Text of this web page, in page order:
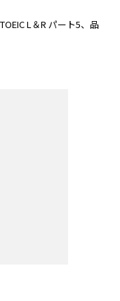
L＆R パート5、品